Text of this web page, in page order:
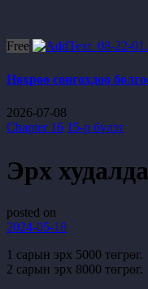
Free
Нөхрөө сонгохдоо
2026-07-08
Chapter 16 15-р бүлэг
Эрх
posted on
2024-05-18
1 сарын эрх 5000 төгрөг.
2 сарын эрх 8000 төгрөг.